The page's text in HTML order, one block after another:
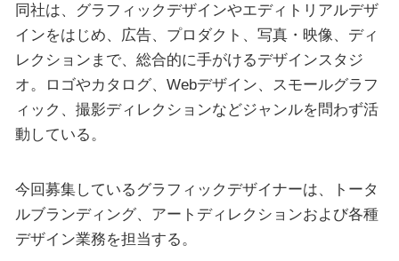
同社は、グラフィックデザインやエディトリアルデザ
インをはじめ、広告、プロダクト、写真・映像、ディ
レクションまで、総合的に手がけるデザインスタジ
オ。ロゴやカタログ、Webデザイン、スモールグラフ
ィック、撮影ディレクションなどジャンルを問わず活
動している。
今回募集しているグラフィックデザイナーは、トータ
ルブランディング、アートディレクションおよび各種
デザイン業務を担当する。